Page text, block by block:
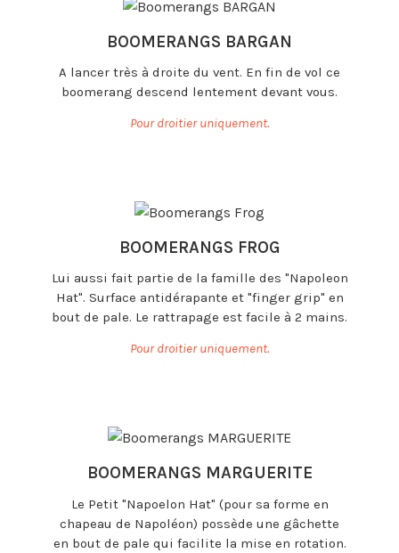
BOOMERANGS BARGAN
A lancer très à droite du vent. En fin de vol ce
boomerang descend lentement devant vous.
Pour droitier uniquement.
BOOMERANGS FROG
Lui aussi fait partie de la famille des "Napoleon
Hat". Surface antidérapante et "finger grip" en
bout de pale. Le rattrapage est facile à 2 mains.
Pour droitier uniquement.
BOOMERANGS MARGUERITE
Le Petit "Napoelon Hat" (pour sa forme en
chapeau de Napoléon) possède une gâchette
en bout de pale qui facilite la mise en rotation.